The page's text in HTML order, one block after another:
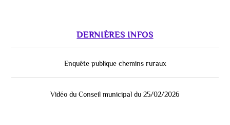
DERNIÈRES INFOS
Enquête publique chemins ruraux
Vidéo du Conseil municipal du 25/02/2026